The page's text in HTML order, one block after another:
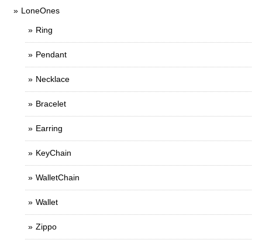
LoneOnes
Ring
Pendant
Necklace
Bracelet
Earring
KeyChain
WalletChain
Wallet
Zippo